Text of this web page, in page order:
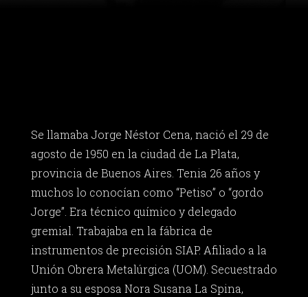
Se llamaba Jorge Néstor Cena, nació el 29 de
agosto de 1950 en la ciudad de La Plata,
provincia de Buenos Aires. Tenia 26 años y
muchos lo conocían como “Petiso” o “gordo
Jorge”. Era técnico químico y delegado
gremial. Trabajaba en la fábrica de
instrumentos de precisión SIAP. Afiliado a la
Unión Obrera Metalúrgica (UOM). Secuestrado
junto a su esposa Nora Susana La Spina,